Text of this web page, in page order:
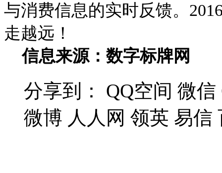
与消费信息的实时反馈。
走越远！
信息来源：数字标牌网
分享到： QQ空间 微信
微博 人人网 领英 易信